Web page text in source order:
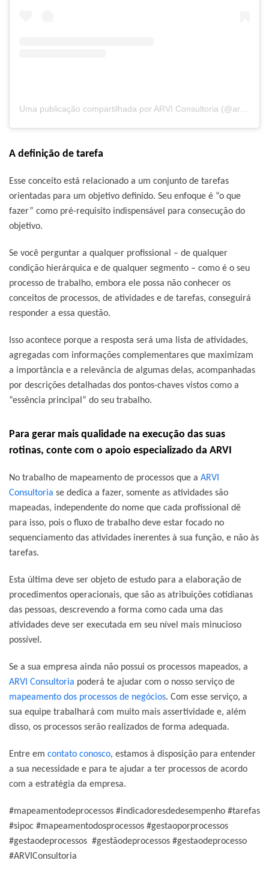
A definição de tarefa
Esse conceito está relacionado a um conjunto de tarefas
orientadas para um objetivo definido. Seu enfoque é “o que
fazer” como pré-requisito indispensável para consecução do
objetivo.
Se você perguntar a qualquer profissional – de qualquer
condição hierárquica e de qualquer segmento – como é o seu
processo de trabalho, embora ele possa não conhecer os
conceitos de processos, de atividades e de tarefas, conseguirá
responder a essa questão.
Isso acontece porque a resposta será uma lista de atividades,
agregadas com informações complementares que maximizam
a importância e a relevância de algumas delas, acompanhadas
por descrições detalhadas dos pontos-chaves vistos como a
“essência principal” do seu trabalho.
Para gerar mais qualidade na execução das suas
rotinas, conte com o apoio especializado da ARVI
No trabalho de mapeamento de processos que a ARVI
Consultoria se dedica a fazer, somente as atividades são
mapeadas, independente do nome que cada profissional dê
para isso, pois o fluxo de trabalho deve estar focado no
sequenciamento das atividades inerentes à sua função, e não às
tarefas.
Esta última deve ser objeto de estudo para a elaboração de
procedimentos operacionais, que são as atribuições cotidianas
das pessoas, descrevendo a forma como cada uma das
atividades deve ser executada em seu nível mais minucioso
possível.
Se a sua empresa ainda não possui os processos mapeados, a
ARVI Consultoria poderá te ajudar com o nosso serviço de
mapeamento dos processos de negócios. Com esse serviço, a
sua equipe trabalhará com muito mais assertividade e, além
disso, os processos serão realizados de forma adequada.
Entre em contato conosco, estamos à disposição para entender
a sua necessidade e para te ajudar a ter processos de acordo
com a estratégia da empresa.
#mapeamentodeprocessos #indicadoresdedesempenho #tarefas
#sipoc #mapeamentodosprocessos #gestaoporprocessos
#gestaodeprocessos #gestãodeprocessos #gestaodeprocesso
#ARVIConsultoria